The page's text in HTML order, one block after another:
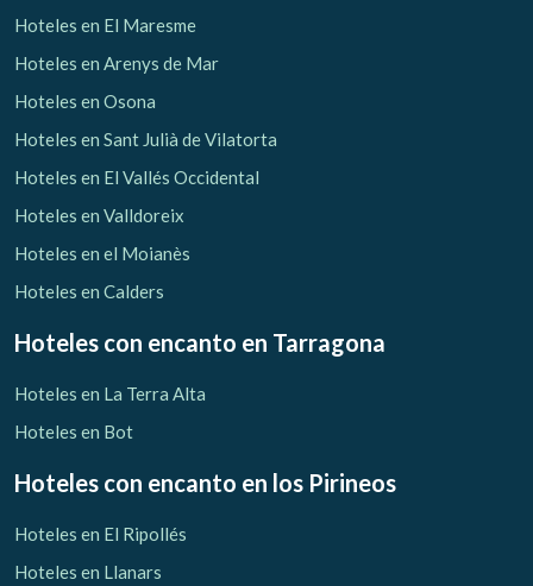
Hoteles en El Maresme
Hoteles en Arenys de Mar
Hoteles en Osona
Hoteles en Sant Julià de Vilatorta
Hoteles en El Vallés Occidental
Hoteles en Valldoreix
Hoteles en el Moianès
Hoteles en Calders
Hoteles con encanto en Tarragona
Hoteles en La Terra Alta
Hoteles en Bot
Hoteles con encanto en los Pirineos
Hoteles en El Ripollés
Hoteles en Llanars